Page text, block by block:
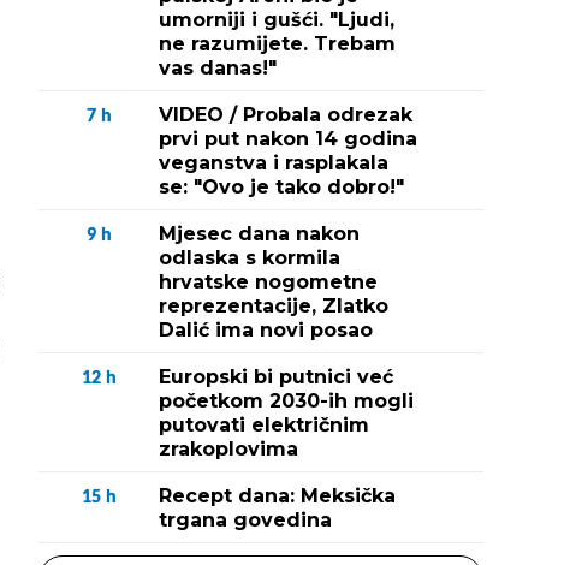
umorniji i gušći. "Ljudi,
ne razumijete. Trebam
vas danas!"
7 h
VIDEO / Probala odrezak
prvi put nakon 14 godina
veganstva i rasplakala
se: "Ovo je tako dobro!"
9 h
Mjesec dana nakon
odlaska s kormila
hrvatske nogometne
reprezentacije, Zlatko
Dalić ima novi posao
12 h
Europski bi putnici već
početkom 2030-ih mogli
putovati električnim
zrakoplovima
15 h
Recept dana: Meksička
trgana govedina